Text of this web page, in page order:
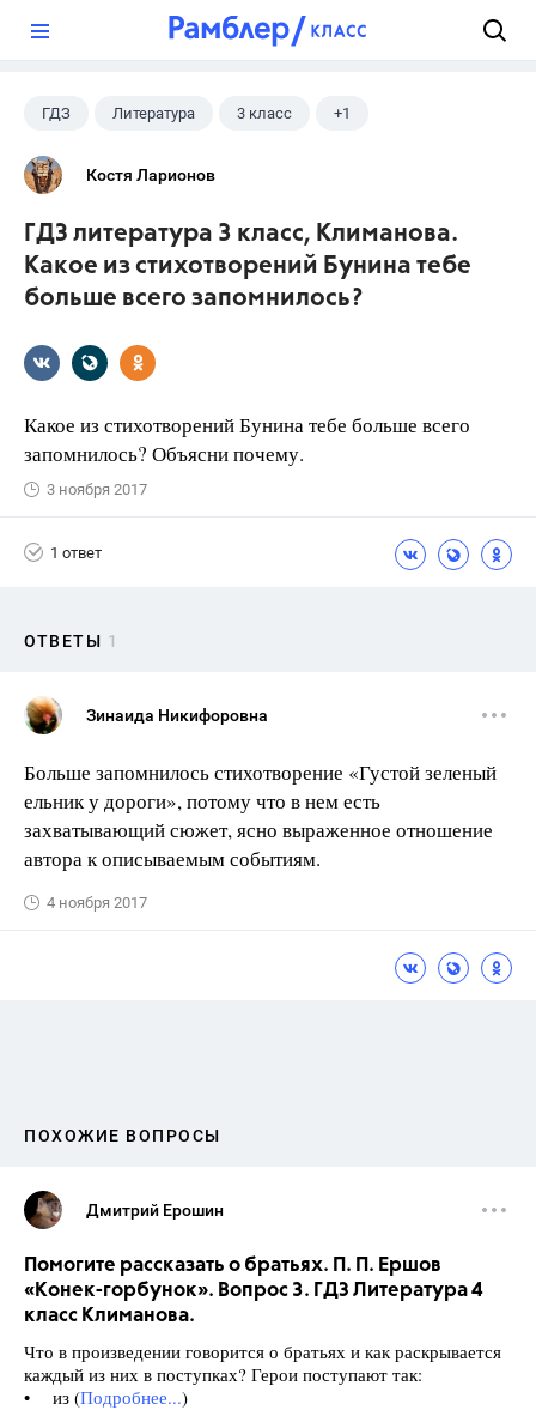
ГДЗ Литература 3 класс +1
Климанова Л.Ф.
Костя Ларионов
ГДЗ литература 3 класс, Климанова.
Какое из стихотворений Бунина тебе
больше всего запомнилось?
Какое из стихотворений Бунина тебе больше всего
запомнилось? Объясни почему.
3 ноября 2017
1 ответ
ОТВЕТЫ 1
Зинаида Никифоровна
Больше запомнилось стихотворение «Густой зеленый
ельник у дороги», потому что в нем есть
захватывающий сюжет, ясно выраженное отношение
автора к описываемым событиям.
4 ноября 2017
ПОХОЖИЕ ВОПРОСЫ
Дмитрий Ерошин
Помогите рассказать о братьях. П. П. Ершов
«Конек-горбунок». Вопрос 3. ГДЗ Литература 4
класс Климанова.
Что в произведении говорится о братьях и как раскрывается
каждый из них в поступках? Герои поступают так:
• из (Подробнее...)